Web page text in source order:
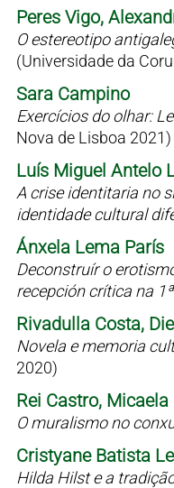
Peres Vigo,
O estereotipo
(Universidade da
Sara Campino
Exercícios do olhar:
Nova de Lisboa 2021)
Luís Miguel Antelo
A crise identitaria no
identidade cultural
Ánxela Lema París
Deconstruír o
recepción crítica na
Rivadulla Costa,
Novela e memoria
2020)
Rei Castro, Micaela
O muralismo no
Cristyane Batista
Hilda Hilst e a